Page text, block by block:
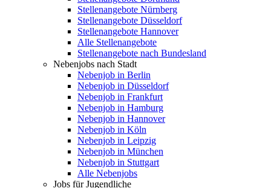
Stellenangebote Nürnberg
Stellenangebote Düsseldorf
Stellenangebote Hannover
Alle Stellenangebote
Stellenangebote nach Bundesland
Nebenjobs nach Stadt
Nebenjob in Berlin
Nebenjob in Düsseldorf
Nebenjob in Frankfurt
Nebenjob in Hamburg
Nebenjob in Hannover
Nebenjob in Köln
Nebenjob in Leipzig
Nebenjob in München
Nebenjob in Stuttgart
Alle Nebenjobs
Jobs für Jugendliche